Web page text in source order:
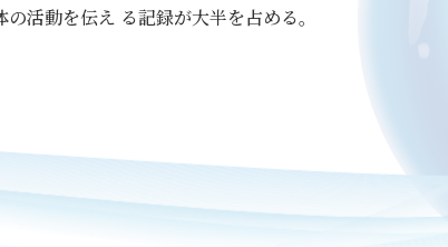
活動を伝え る記録が大半を占める。